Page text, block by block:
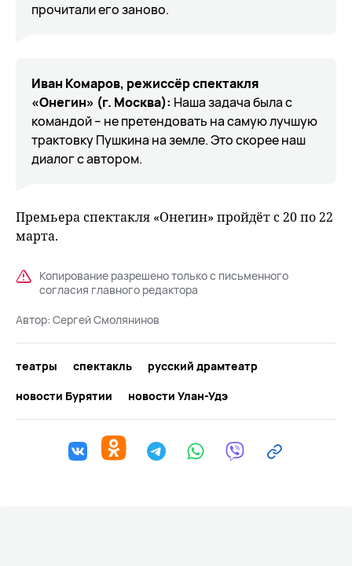
прочитали его заново.
Иван Комаров, режиссёр спектакля
«Онегин» (г. Москва): Наша задача была с
командой – не претендовать на самую лучшую
трактовку Пушкина на земле. Это скорее наш
диалог с автором.
Премьера спектакля «Онегин» пройдёт с 20 по 22
марта.
Копирование разрешено только с письменного
согласия главного редактора
Автор: Сергей Смолянинов
театры спектакль
русский драмтеатр
новости Бурятии
новости Улан-Удэ